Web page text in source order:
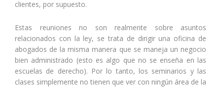
clientes, por supuesto.
Estas reuniones no son realmente sobre asuntos
relacionados con la ley, se trata de dirigir una oficina de
abogados de la misma manera que se maneja un negocio
bien administrado (esto es algo que no se enseña en las
escuelas de derecho). Por lo tanto, los seminarios y las
clases simplemente no tienen que ver con ningún área de la